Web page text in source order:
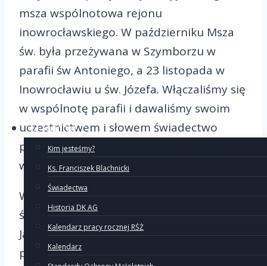
O Ruchu
Kim jesteśmy?
Ks. Franciszek Blachnicki
Świadectwa
Historia DK AG
Kalendarz pracy rocznej RŚŻ
Kalendarz
msza wspólnotowa rejonu
inowrocławskiego. W październiku Msza
św. była przeżywana w Szymborzu w
parafii św Antoniego, a 23 listopada w
Inowrocławiu u św. Józefa. Włączaliśmy się
w wspólnotę parafii i dawaliśmy swoim
uczestnictwem i słowem świadectwo
parafianom, świadectwo naszego życia
wiarą.
W Uroczystość Chrystusa Króla w parafii
św. Józefa piękne świadectwo dali Lenka z
Jarkiem. Powiedzieli, że w ich domu
pozwalają królowac Jezusowi, przez co ich